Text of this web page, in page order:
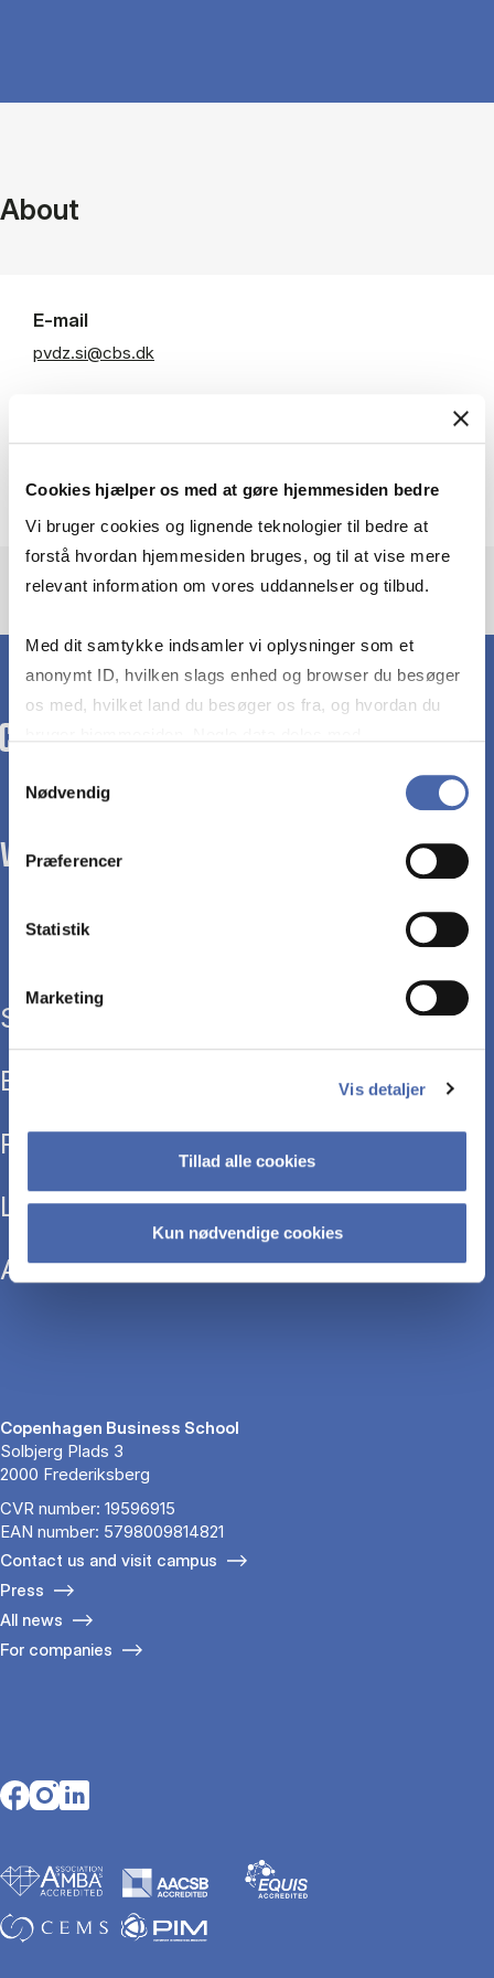
Cookies hjælper os med at gøre hjemmesiden bedre
Vi bruger cookies og lignende teknologier til bedre at
forstå hvordan hjemmesiden bruges, og til at vise mere
relevant information om vores uddannelser og tilbud.
Med dit samtykke indsamler vi oplysninger som et
anonymt ID, hvilken slags enhed og browser du besøger
os med, hvilket land du besøger os fra, og hvordan du
markedsføring. Du bestemmer selv - og kan altid trække
Nødvendig
Præferencer
Statistik
Marketing
Vis detaljer
Tillad alle cookies
Kun nødvendige cookies
About
E-mail
pvdz.si@cbs.dk
WE TRANSFORM SOCIETY WITH BUSINESS.
Study programmes
Executive education
Research
Library
About CBS
Copenhagen Business School
Solbjerg Plads 3
2000 Frederiksberg
CVR number: 19596915
EAN number: 5798009814821
Contact us and visit campus
Press
All news
For companies
Opens in a new tab
Opens in a new tab
Opens in a new tab